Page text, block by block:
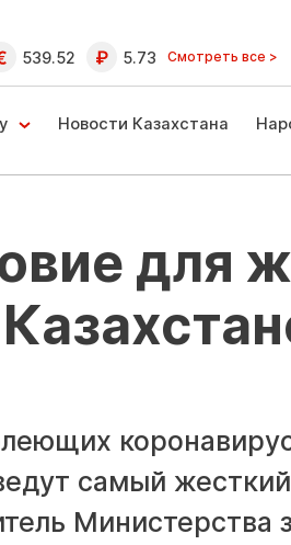
539.52 5.73 Смотреть все >
Новости Казахстана
для
самый
Министерства